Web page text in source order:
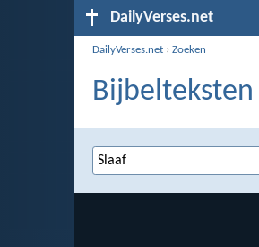
DailyVerses.net
DailyVerses.net ›Zoeken